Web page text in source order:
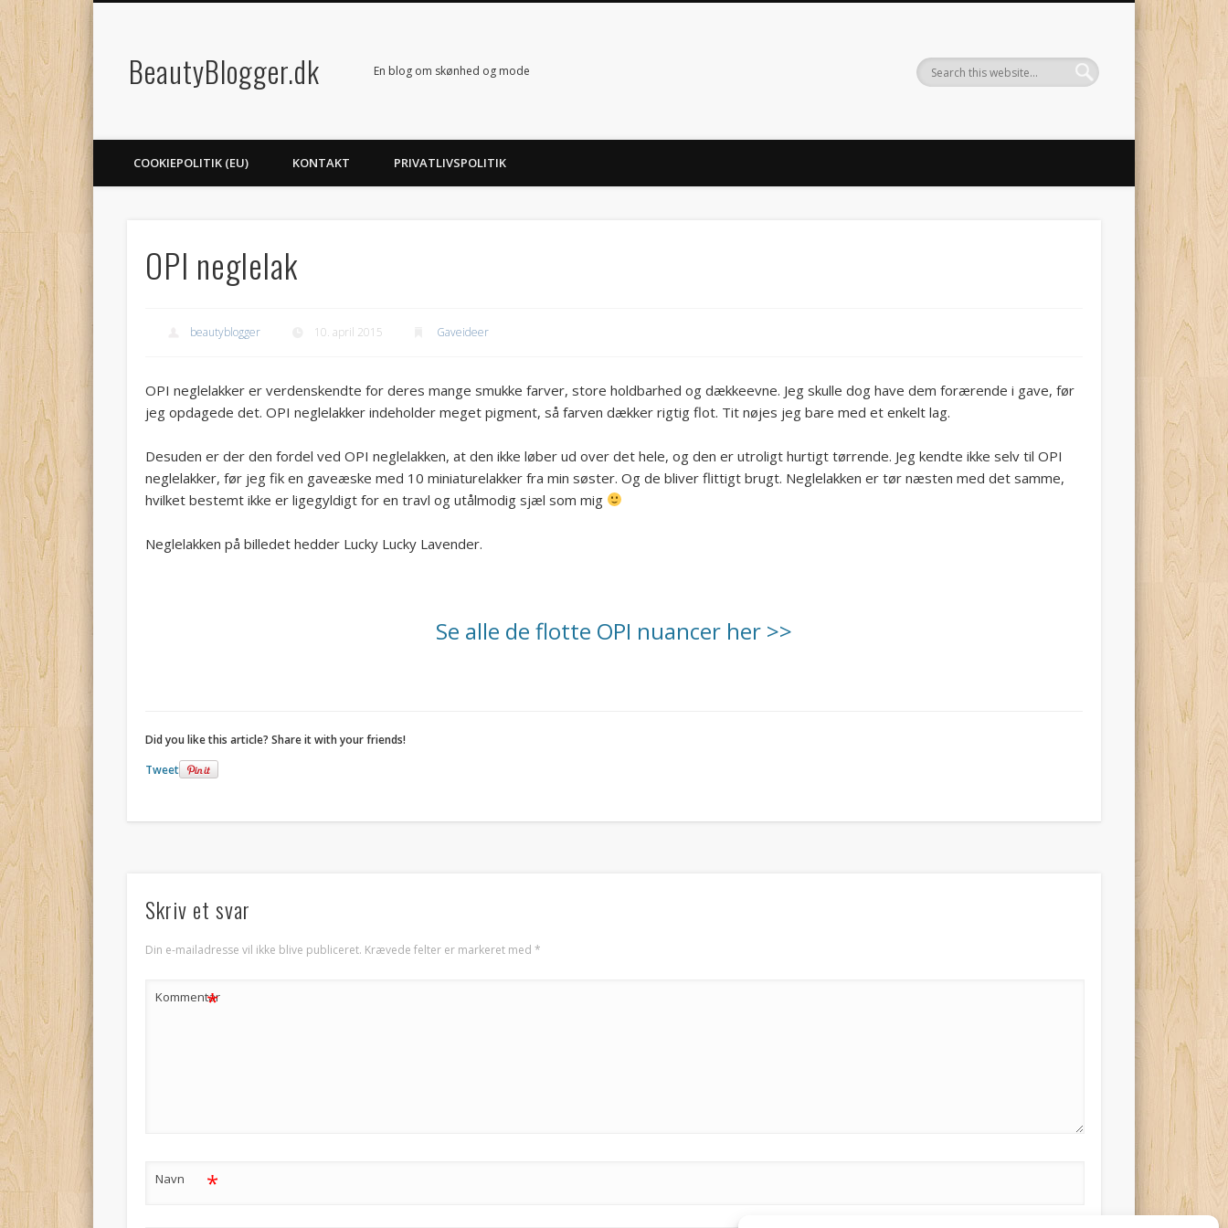
BeautyBlogger.dk En blog om skønhed og mode
COOKIEPOLITIK (EU) KONTAKT PRIVATLIVSPOLITIK
OPI neglelak
beautyblogger 10. april 2015 Gaveideer
OPI neglelakker er verdenskendte for deres mange smukke farver, store holdbarhed og dækkeevne. Jeg skulle dog have dem forærende i gave, før
jeg opdagede det. OPI neglelakker indeholder meget pigment, så farven dækker rigtig flot. Tit nøjes jeg bare med et enkelt lag.
Desuden er der den fordel ved OPI neglelakken, at den ikke løber ud over det hele, og den er utroligt hurtigt tørrende. Jeg kendte ikke selv til OPI
neglelakker, før jeg fik en gaveæske med 10 miniaturelakker fra min søster. Og de bliver flittigt brugt. Neglelakken er tør næsten med det samme,
hvilket bestemt ikke er ligegyldigt for en travl og utålmodig sjæl som mig
Neglelakken på billedet hedder Lucky Lucky Lavender.
Se alle de flotte OPI nuancer her >>
Did you like this article? Share it with your friends!
Tweet
Skriv et svar
Din e-mailadresse vil ikke blive publiceret. Krævede felter er markeret med *
Kommentar
*
Navn *